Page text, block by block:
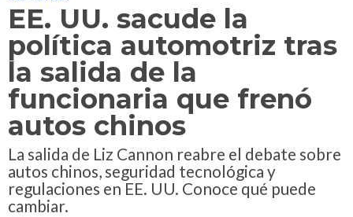
EE. UU. sacude la
política automotriz tras
la salida de la
funcionaria que frenó
autos chinos
La salida de Liz Cannon reabre el debate sobre
autos chinos, seguridad tecnológica y
regulaciones en EE. UU. Conoce qué puede
cambiar.